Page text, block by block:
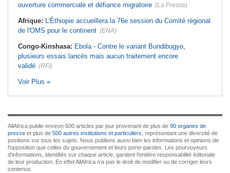
ouverture commerciale et défiance migratoire (La Presse)
Afrique: L'Éthiopie accueillera la 76e session du Comité régional
de l'OMS pour le continent (ENA)
Congo-Kinshasa: Ebola - Contre le variant Bundibugyo,
plusieurs essais lancés mais aucun traitement encore
validé (RFI)
Voir Plus »
AllAfrica publie environ 600 articles par jour provenant de plus de 90 organes de
presse et plus de 500 autres institutions et particuliers , représentant une diversité de
positions sur tous les sujets. Nous publions aussi bien les informations et opinions de
l'opposition que celles du gouvernement et leurs porte-paroles. Les pourvoyeurs
d'informations, identifiés sur chaque article, gardent l'entière responsabilité éditoriale
de leur production. En effet AllAfrica n'a pas le droit de modifier ou de corriger leurs
contenus.